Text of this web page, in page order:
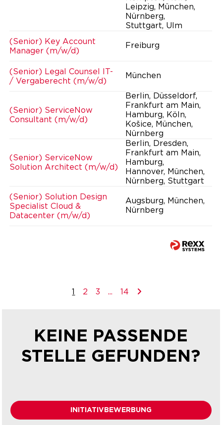
Leipzig, München,
Nürnberg,
Stuttgart, Ulm
(Senior) Key Account
Manager (m/w/d)
Freiburg
(Senior) Legal Counsel IT-
/ Vergaberecht (m/w/d)
München
(Senior) ServiceNow
Consultant (m/w/d)
Berlin, Düsseldorf,
Frankfurt am Main,
Hamburg, Köln,
Košice, München,
Nürnberg
(Senior) ServiceNow
Solution Architect (m/w/d)
Berlin, Dresden,
Frankfurt am Main,
Hamburg,
Hannover, München,
Nürnberg, Stuttgart
(Senior) Solution Design
Specialist Cloud &
Datacenter (m/w/d)
Augsburg, München,
Nürnberg
1 2 3 ... 14
KEINE PASSENDE
STELLE GEFUNDEN?
INITIATIVBEWERBUNG